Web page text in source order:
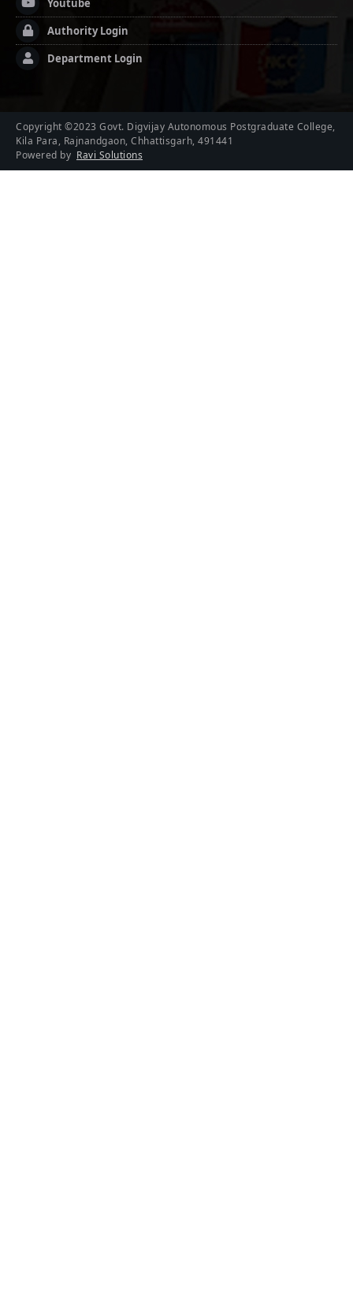
Authority Login
Department Login
Copyright ©2023 Govt. Digvijay Autonomous Postgraduate College,
Kila Para, Rajnandgaon, Chhattisgarh, 491441
Powered by Ravi Solutions